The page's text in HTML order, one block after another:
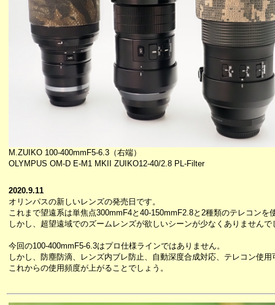
M.ZUIKO 100-400mmF5-6.3（右端）
OLYMPUS OM-D E-M1 MKII ZUIKO12-40/2.8 PL-Filter
2020.9.11
オリンパスの新しいレンズの発売日です。
これまで望遠系は単焦点300mmF4と40-150mmF2.8と2種類のテレコンを
しかし、超望遠域でのズームレンズが欲しいシーンが少なくありませんで
今回の100-400mmF5-6.3はプロ仕様ラインではありません。
しかし、防塵防滴、レンズ内ブレ防止、自動深度合成対応、テレコン使
これからの使用頻度が上がることでしょう。